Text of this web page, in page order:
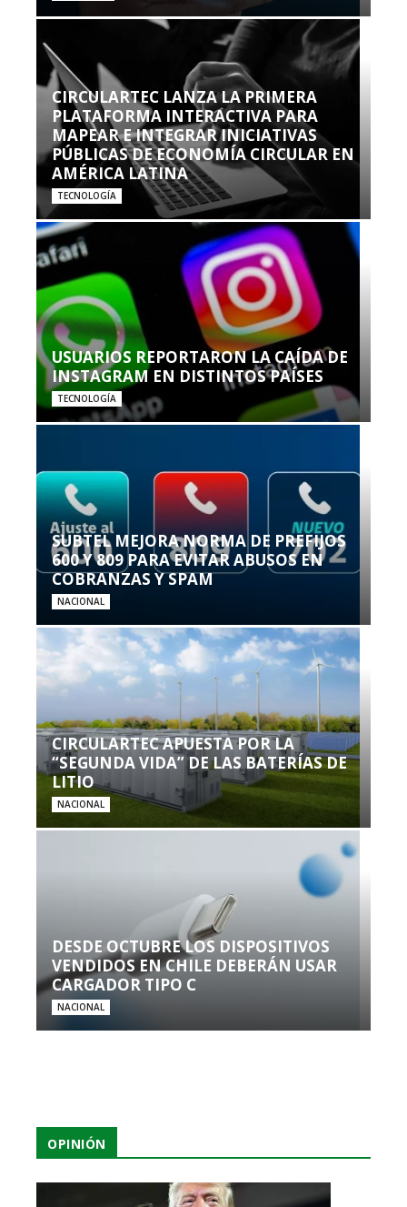
CIRCULARTEC LANZA LA PRIMERA
PLATAFORMA INTERACTIVA PARA
MAPEAR E INTEGRAR INICIATIVAS
PÚBLICAS DE ECONOMÍA CIRCULAR EN
AMÉRICA LATINA
TECNOLOGÍA
USUARIOS REPORTARON LA CAÍDA DE
INSTAGRAM EN DISTINTOS PAÍSES
TECNOLOGÍA
SUBTEL MEJORA NORMA DE PREFIJOS
600 Y 809 PARA EVITAR ABUSOS EN
COBRANZAS Y SPAM
NACIONAL
CIRCULARTEC APUESTA POR LA
“SEGUNDA VIDA” DE LAS BATERÍAS DE
LITIO
NACIONAL
DESDE OCTUBRE LOS DISPOSITIVOS
VENDIDOS EN CHILE DEBERÁN USAR
CARGADOR TIPO C
NACIONAL
OPINIÓN